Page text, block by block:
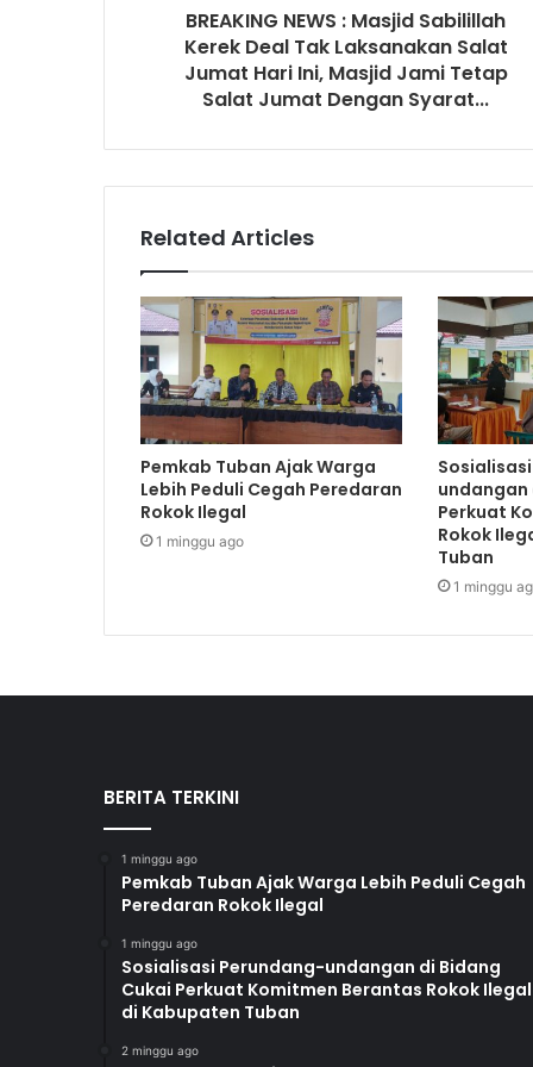
BREAKING NEWS : Masjid Sabilillah
Kerek Deal Tak Laksanakan Salat
Jumat Hari Ini, Masjid Jami Tetap
Salat Jumat Dengan Syarat...
Related Articles
Pemkab Tuban Ajak Warga
Lebih Peduli Cegah Peredaran
Rokok Ilegal
1 minggu ago
undangan
Perkuat
Rokok
Tuban
1 minggu
BERITA TERKINI
1 minggu ago
Pemkab Tuban Ajak Warga Lebih Peduli Cegah
Peredaran Rokok Ilegal
1 minggu ago
Sosialisasi Perundang-undangan di Bidang
Cukai Perkuat Komitmen Berantas Rokok Ilegal
di Kabupaten Tuban
2 minggu ago